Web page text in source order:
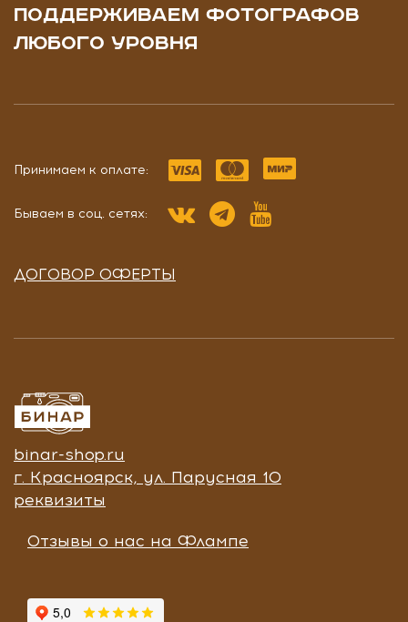
ПОДДЕРЖИВАЕМ ФОТОГРАФОВ
ЛЮБОГО УРОВНЯ
Принимаем к оплате:
Бываем в соц. сетях:
ДОГОВОР ОФЕРТЫ
binar-shop.ru
г. Красноярск, ул. Парусная 10
реквизиты
Отзывы о нас на Флампе